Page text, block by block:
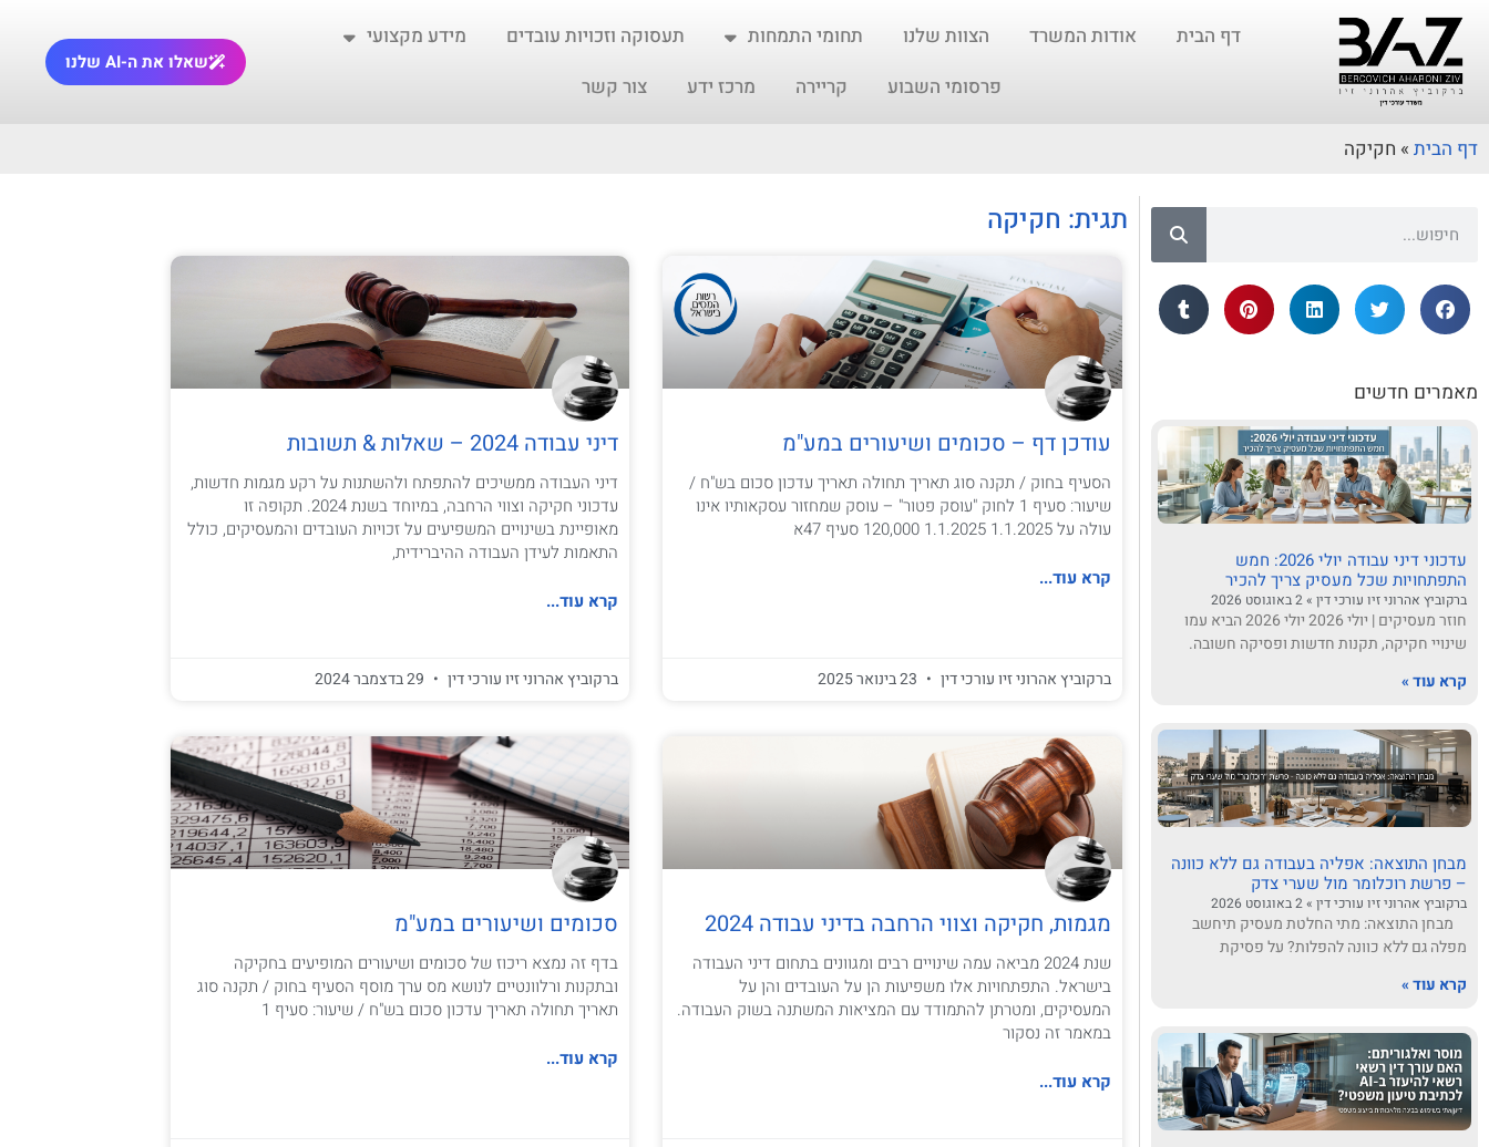
דף הבית אודות המשרד הצוות שלנו תחומי התמחות תעסוקה וזכויות עובדים
מידע מקצועי
פרסומי השבוע
קריירה מרכז ידע צור קשר
שאלו את ה-AI שלנו
דף הבית » חקיקה
מאמרים חדשים
עדכוני דיני עבודה יולי 2026: חמש
התפתחויות שכל מעסיק צריך להכיר
ברקוביץ אהרוני זיו עורכי דין
חוזר מעסיקים | יולי 2026 יולי 2026 הביא עמו
שינויי חקיקה, תקנות חדשות ופסיקה חשובה.
קרא עוד »
מבחן התוצאה: אפליה בעבודה גם ללא כוונה
– פרשת רוכלומר מול שערי צדק
ברקוביץ אהרוני זיו עורכי דין
מבחן התוצאה: מתי החלטת מעסיק תיחשב
מפלה גם ללא כוונה להפלות? על פסיקת
קרא עוד »
תגית: חקיקה
עודכן דף – סכומים ושיעורים במע"מ
הסעיף בחוק / תקנה סוג תאריך תחולה תאריך עדכון סכום בש"ח /
שיעור: סעיף 1 לחוק "עוסק פטור" – עוסק שמחזור עסקאותיו אינו
עולה על 1.1.2025 1.1.2025 120,000 סעיף 47א
קרא עוד...
ברקוביץ אהרוני זיו עורכי דין
דיני עבודה 2024 – שאלות & תשובות
דיני העבודה ממשיכים להתפתח ולהשתנות על רקע מגמות חדשות,
עדכוני חקיקה וצווי הרחבה, במיוחד בשנת 2024. תקופה זו
מאופיינת בשינויים המשפיעים על זכויות העובדים והמעסיקים, כולל
התאמות לעידן העבודה ההיברידית,
קרא עוד...
ברקוביץ אהרוני זיו עורכי דין
מגמות, חקיקה וצווי הרחבה בדיני עבודה 2024
שנת 2024 מביאה עמה שינויים רבים ומגוונים בתחום דיני העבודה
בישראל. התפתחויות אלו משפיעות הן על העובדים והן על
המעסיקים, ומטרתן להתמודד עם המציאות המשתנה בשוק העבודה.
במאמר זה נסקור
קרא עוד...
סכומים ושיעורים במע"מ
בדף זה נמצא ריכוז של סכומים ושיעורים המופיעים בחקיקה
ובתקנות ורלוונטיים לנושא מס ערך מוסף הסעיף בחוק / תקנה סוג
תאריך תחולה תאריך עדכון סכום בש"ח / שיעור: סעיף 1
קרא עוד...